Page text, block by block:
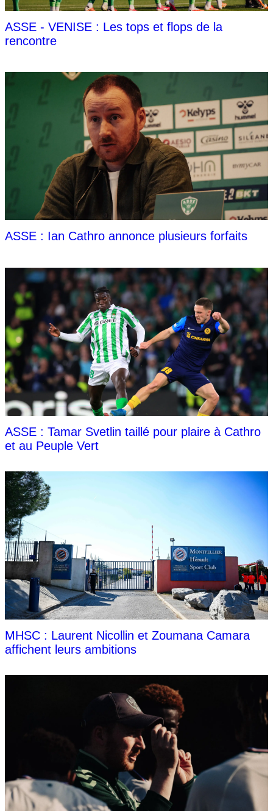
ASSE - VENISE : Les tops et flops de la
rencontre
ASSE : Ian Cathro annonce plusieurs forfaits
ASSE : Tamar Svetlin taillé pour plaire à Cathro
et au Peuple Vert
MHSC : Laurent Nicollin et Zoumana Camara
affichent leurs ambitions